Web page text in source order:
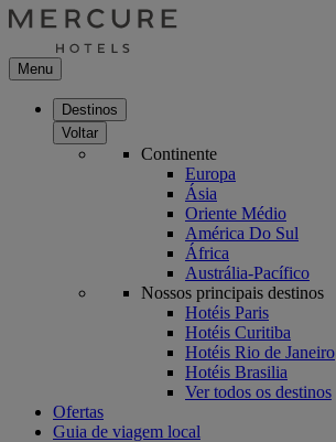
Menu
Destinos
Voltar
Continente
Europa
Ásia
Oriente Médio
América Do Sul
África
Austrália-Pacífico
Nossos principais destinos
Hotéis Paris
Hotéis Curitiba
Hotéis Rio de Janeiro
Hotéis Brasilia
Ver todos os destinos
Ofertas
Guia de viagem local